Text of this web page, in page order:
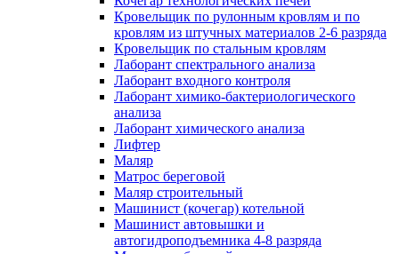
Кровельщик по рулонным кровлям и по
кровлям из штучных материалов 2-6 разряда
Кровельщик по стальным кровлям
Лаборант спектрального анализа
Лаборант входного контроля
Лаборант химико-бактериологического
анализа
Лаборант химического анализа
Лифтер
Маляр
Матрос береговой
Маляр строительный
Машинист (кочегар) котельной
Машинист автовышки и
автогидроподъемника 4-8 разряда